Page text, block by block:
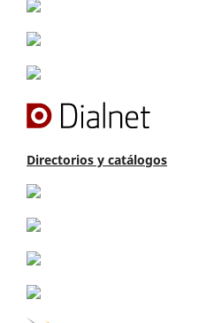
Directorios y catálogos